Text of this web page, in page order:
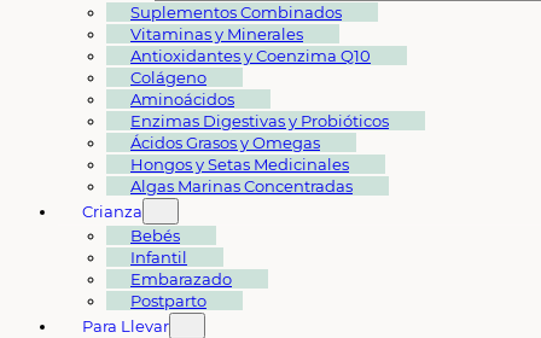
Suplementos Combinados
Vitaminas y Minerales
Antioxidantes y Coenzima Q10
Colágeno
Aminoácidos
Enzimas Digestivas y Probióticos
Ácidos Grasos y Omegas
Hongos y Setas Medicinales
Algas Marinas Concentradas
Crianza
Bebés
Infantil
Embarazado
Postparto
Para Llevar